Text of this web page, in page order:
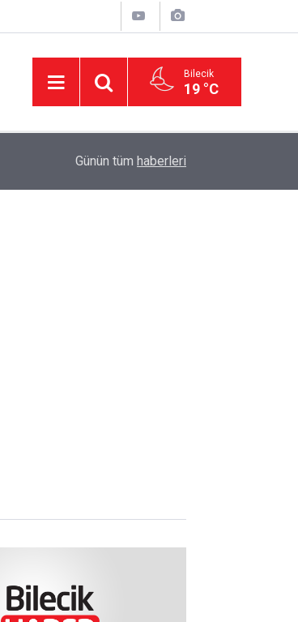
Bilecik
19 °C
İl Genel Meclisi’nden okullara 1.8 milyon TL
Günün tüm haberleri